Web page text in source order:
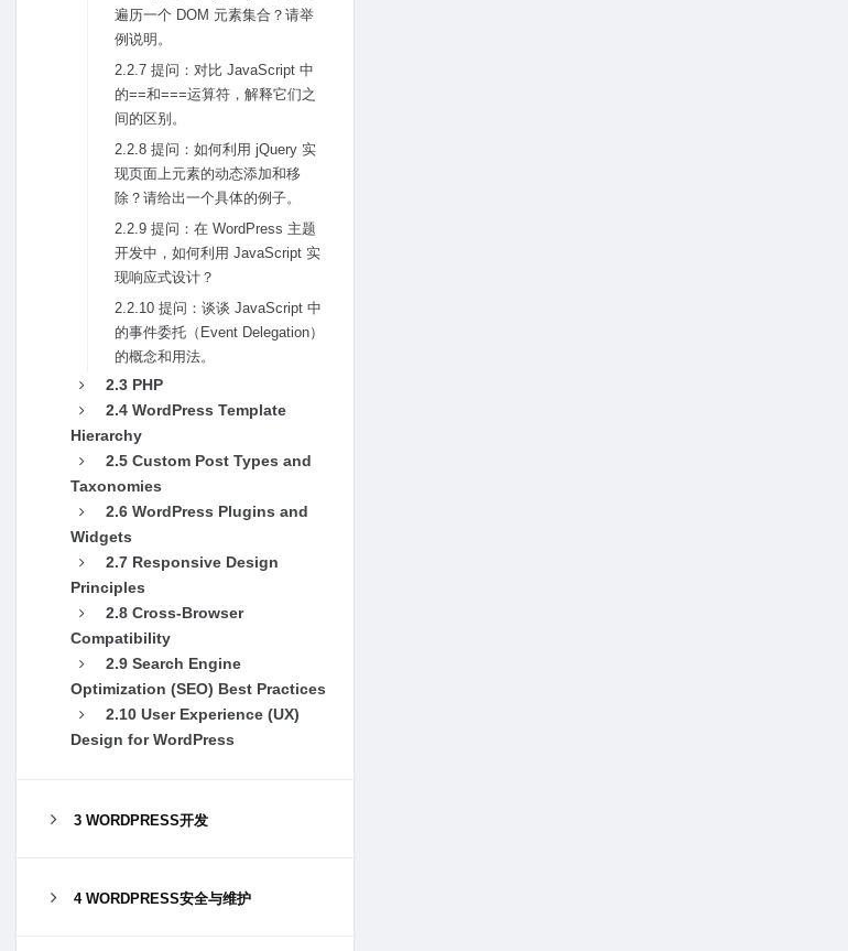
遍历⼀个 DOM 元素集合？请举
例说明。
2.2.7 提问：对⽐ JavaScript 中
的==和===运算符，解释它们之
间的区别。
2.2.8 提问：如何利⽤ jQuery 实
现页⾯上元素的动态添加和移
除？请给出⼀个具体的例⼦。
2.2.9 提问：在 WordPress 主题
开发中，如何利⽤ JavaScript 实
现响应式设计？
2.2.10 提问：谈谈 JavaScript 中
的事件委托（Event Delegation）
的概念和⽤法。
2.3 PHP
2.4 WordPress Template
Hierarchy
2.5 Custom Post Types and
Taxonomies
2.6 WordPress Plugins and
Widgets
2.7 Responsive Design
Principles
2.8 Cross-Browser
Compatibility
2.9 Search Engine
Optimization (SEO) Best Practices
2.10 User Experience (UX)
Design for WordPress
3 WORDPRESS开发
4 WORDPRESS安全与维护